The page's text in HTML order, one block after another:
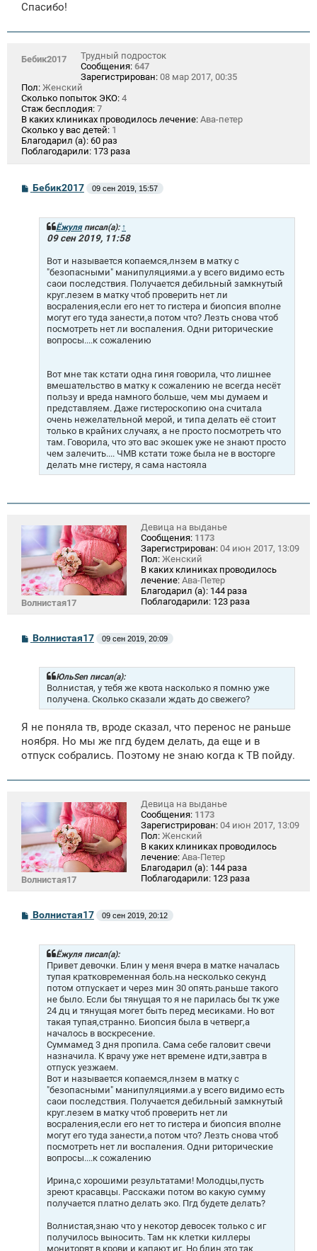
Спасибо!
Бебик2017
Трудный подросток
Сообщения: 647
Зарегистрирован: 08 мар 2017, 00:35
Пол: Женский
Сколько попыток ЭКО: 4
Стаж бесплодия: 7
В каких клиниках проводилось лечение: Ава-петер
Сколько у вас детей: 1
Благодарил (а): 60 раз
Поблагодарили: 173 раза
СБебик2017 09 сен 2019, 15:57
Ёжуляписал(а): ↑
09 сен 2019, 11:58
Вот и называется копаемся,лнзем в матку с
"безопасными" манипуляциями.а у всего видимо есть
саои последствия. Получается дебильный замкнутый
круг.лезем в матку чтоб проверить нет ли
восраления,если его нет то гистера и биопсия вполне
могут его туда занести,а потом что? Лезть снова чтоб
посмотреть нет ли воспаления. Одни риторические
вопросы....к сожалению
Вот мне так кстати одна гиня говорила, что лишнее
вмешательство в матку к сожалению не всегда несёт
пользу и вреда намного больше, чем мы думаем и
представляем. Даже гистероскопию она считала
очень нежелательной мерой, и типа делать её стоит
только в крайних случаях, а не просто посмотреть что
там. Говорила, что это вас экошек уже не знают просто
чем залечить.... ЧМВ кстати тоже была не в восторге
делать мне гистеру, я сама настояла
Волнистая17
Девица на выданье
Сообщения: 1173
Зарегистрирован: 04 июн 2017, 13:09
Пол: Женский
В каких клиниках проводилось
лечение: Ава-Петер
Благодарил (а): 144 раза
Поблагодарили: 123 раза
С
о
Волнистая17 09 сен 2019, 20:09
ЮльSen писал(а):
Волнистая, у тебя же квота насколько я помню уже
получена. Сколько сказали ждать до свежего?
Я не поняла тв, вроде сказал, что перенос не раньше
ноября. Но мы же пгд будем делать, да еще и в
отпуск собрались. Поэтому не знаю когда к ТВ пойду.
Волнистая17
Девица на выданье
Сообщения: 1173
Зарегистрирован: 04 июн 2017, 13:09
Пол: Женский
В каких клиниках проводилось
лечение: Ава-Петер
Благодарил (а): 144 раза
Поблагодарили: 123 раза
СВолнистая17 09 сен 2019, 20:12
Ёжуля писал(а):
Привет девочки. Блин у меня вчера в матке началась
тупая кратковременная боль.на несколько секунд
потом отпускает и через мин 30 опять.раньше такого
не было. Если бы тянущая то я не парилась бы тк уже
24 дц и тянущая могет быть перед месиками. Но вот
такая тупая,странно. Биопсия была в четверг,а
началось в воскресение.
Суммамед 3 дня пропила. Сама себе галовит свечи
назначила. К врачу уже нет времене идти,завтра в
отпуск уезжаем.
Вот и называется копаемся,лнзем в матку с
"безопасными" манипуляциями.а у всего видимо есть
саои последствия. Получается дебильный замкнутый
круг.лезем в матку чтоб проверить нет ли
восраления,если его нет то гистера и биопсия вполне
могут его туда занести,а потом что? Лезть снова чтоб
посмотреть нет ли воспаления. Одни риторические
вопросы....к сожалению
Ирина,с хорошими результатами! Молодцы,пусть
зреют красавцы. Расскажи потом во какую сумму
получается платно делать эко. Пгд будете делать?
Волнистая,знаю что у некотор девосек только с иг
получилось выносить. Там нк клетки киллеры
мониторят в крови и капают иг. Но блин это так